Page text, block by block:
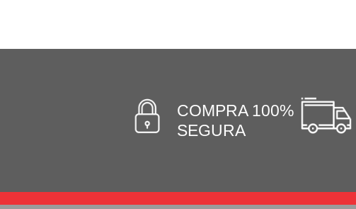
COMPRA 100%
SEGURA